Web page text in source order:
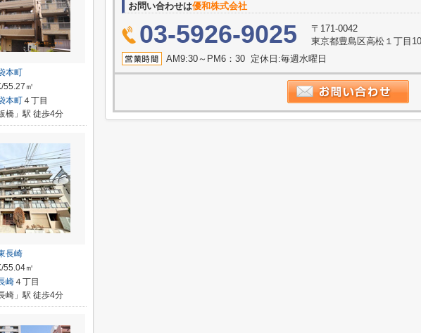
お問い合わせは優和株式会社
03-5926-9025
〒171-0042
東京都豊島区高松１丁目
AM9:30～PM6：30 定休日:毎週水曜日
本町
55.27㎡
本町４丁目
橋」駅 徒歩4分
長崎
55.04㎡
崎４丁目
崎」駅 徒歩4分